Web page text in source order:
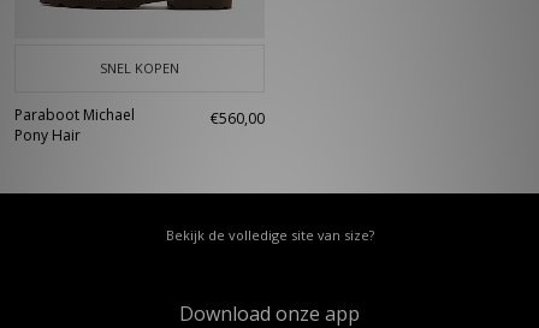
SNEL KOPEN
Paraboot Michael
Pony Hair
€560,00
Bekijk de volledige site van size?
Download onze app